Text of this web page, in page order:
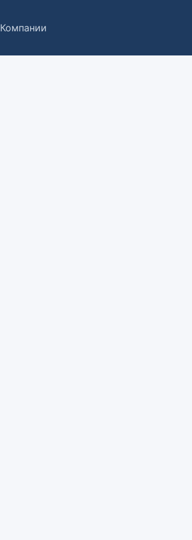
Компании